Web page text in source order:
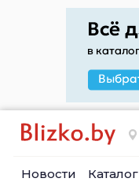
Новости Каталог